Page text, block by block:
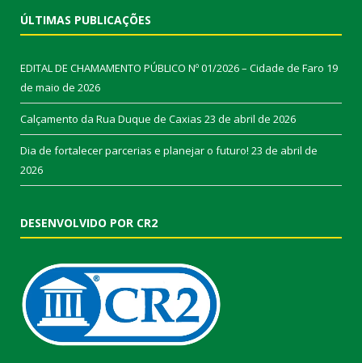
ÚLTIMAS PUBLICAÇÕES
EDITAL DE CHAMAMENTO PÚBLICO Nº 01/2026 – Cidade de Faro 19
de maio de 2026
Calçamento da Rua Duque de Caxias 23 de abril de 2026
Dia de fortalecer parcerias e planejar o futuro! 23 de abril de
2026
DESENVOLVIDO POR CR2